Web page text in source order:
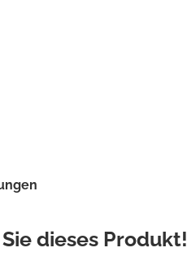
dieses Produkt!